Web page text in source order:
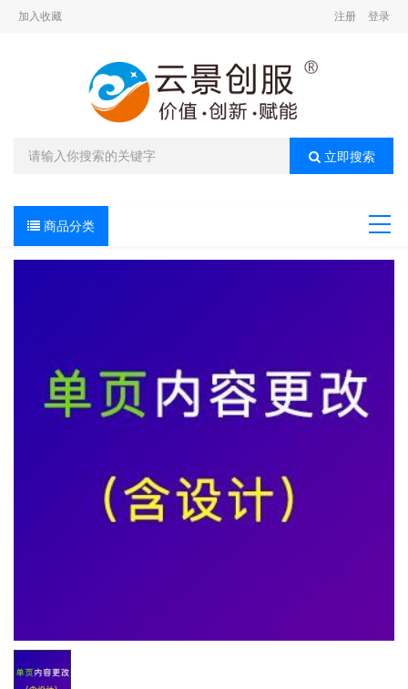
加入收藏 注册 登录
立即搜索
商品分类